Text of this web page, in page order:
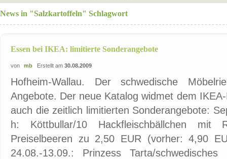
News in "Salzkartoffeln" Schlagwort
Essen bei IKEA: limitierte Sonderangebote
von mb Erstellt am 30.08.2009
Hofheim-Wallau. Der schwedische
Angebote. Der neue Katalog widmet dem
auch die zeitlich limitierten Sonderangebote:
h: Köttbullar/10 Hackfleischbällchen mit
Preiselbeeren zu 2,50 EUR (vorher: 4,90
24.08.-13.09.: Prinzess Tarta/